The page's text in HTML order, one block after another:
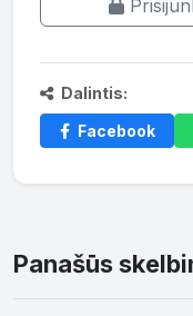
Dalintis:
Facebook
Panašūs